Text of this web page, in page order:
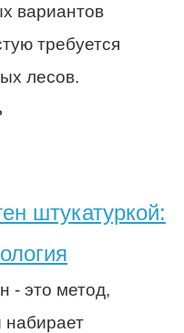
вариантов
требуется
лесов.
штукатуркой:
- это метод,
набирает